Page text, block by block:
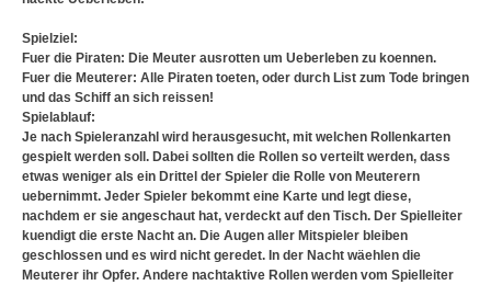
Spielziel:
Fuer die Piraten: Die Meuter ausrotten um Ueberleben zu koennen.
Fuer die Meuterer: Alle Piraten toeten, oder durch List zum Tode bringen
und das Schiff an sich reissen!
Spielablauf:
Je nach Spieleranzahl wird herausgesucht, mit welchen Rollenkarten
gespielt werden soll. Dabei sollten die Rollen so verteilt werden, dass
etwas weniger als ein Drittel der Spieler die Rolle von Meuterern
uebernimmt. Jeder Spieler bekommt eine Karte und legt diese,
nachdem er sie angeschaut hat, verdeckt auf den Tisch. Der Spielleiter
kuendigt die erste Nacht an. Die Augen aller Mitspieler bleiben
geschlossen und es wird nicht geredet. In der Nacht wäehlen die
Meuterer ihr Opfer. Andere nachtaktive Rollen werden vom Spielleiter